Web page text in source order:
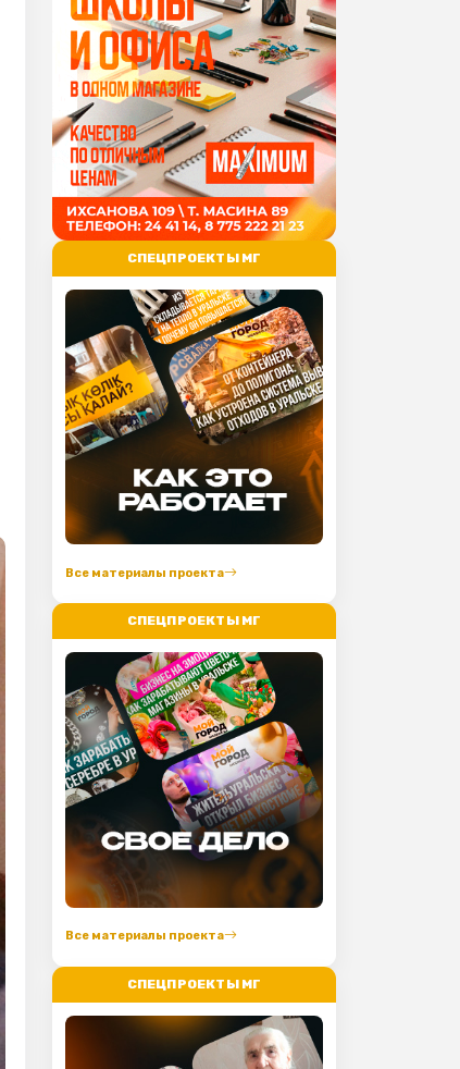
СПЕЦПРОЕКТЫ МГ
Все материалы проекта
СПЕЦПРОЕКТЫ МГ
Все материалы проекта
СПЕЦПРОЕКТЫ МГ